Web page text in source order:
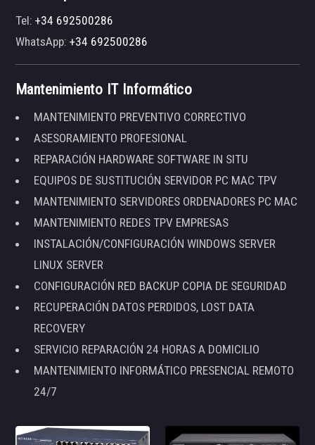
Tel:+34 692500286
WhatsApp:+34 692500286
Mantenimiento IT Informático
MANTENIMIENTO PREVENTIVO CORRECTIVO
ASESORAMIENTO PROFESIONAL
REPARACIÓN HARDWARE SOFTWARE IN SITU
EQUIPOS DE SUSTITUCIÓN SERVIDOR PC MAC TPV
MANTENIMIENTO SERVIDORES ORDENADORES PC MAC
MANTENIMIENTO REDES TPV EMPRESAS
INSTALACIÓN/CONFIGURACIÓN WINDOWS SERVER
LINUX SERVER
CONFIGURACIÓN RED BACKUP COPIA DE SEGURIDAD
RECUPERACIÓN DATOS PERDIDOS, LOST DATA
RECOVERY
SERVICIO REPARACIÓN 24 HORAS A DOMICILIO
MANTENIMIENTO INFORMÁTICO PRESENCIAL REMOTO
24/7